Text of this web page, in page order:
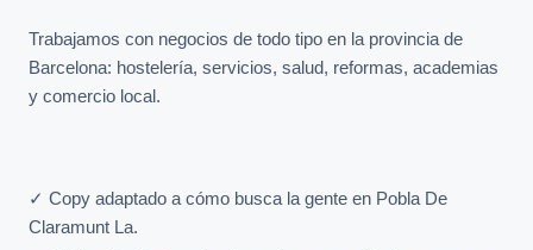
Trabajamos con negocios de todo tipo en la provincia de
Barcelona: hostelería, servicios, salud, reformas, academias
y comercio local.
✓ Copy adaptado a cómo busca la gente en Pobla De
Claramunt La.